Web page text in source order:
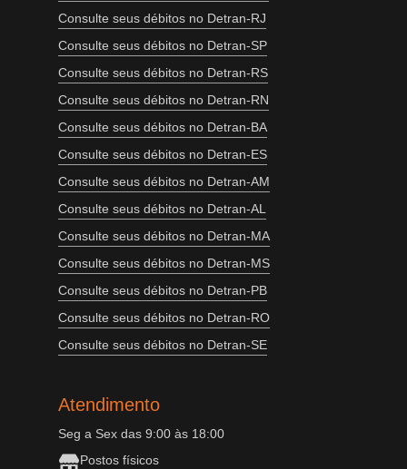
Consulte seus débitos no Detran-RJ
Consulte seus débitos no Detran-SP
Consulte seus débitos no Detran-RS
Consulte seus débitos no Detran-RN
Consulte seus débitos no Detran-BA
Consulte seus débitos no Detran-ES
Consulte seus débitos no Detran-AM
Consulte seus débitos no Detran-AL
Consulte seus débitos no Detran-MA
Consulte seus débitos no Detran-MS
Consulte seus débitos no Detran-PB
Consulte seus débitos no Detran-RO
Consulte seus débitos no Detran-SE
Atendimento
Seg a Sex das 9:00 às 18:00
Postos físicos